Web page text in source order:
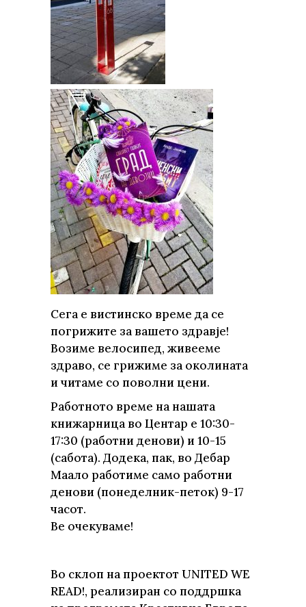
Сега е вистинско време да се
погрижите за вашето здравје!
Возиме велосипед, живееме
здраво, се грижиме за околината
и читаме со поволни цени.
Работното време на нашата
книжарница во Центар е 10:30-
17:30 (работни денови) и 10-15
(сабота). Додека, пак, во Дебар
Маало работиме само работни
денови (понеделник-петок) 9-17
часот.
Ве очекуваме!
Во склоп на проектот UNITED WE
READ!, реализиран со поддршка